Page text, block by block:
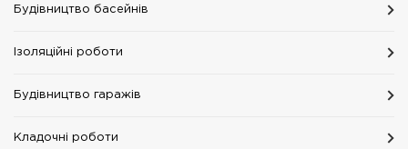
Будівництво басейнів
Ізоляційні роботи
Будівництво гаражів
Кладочні роботи